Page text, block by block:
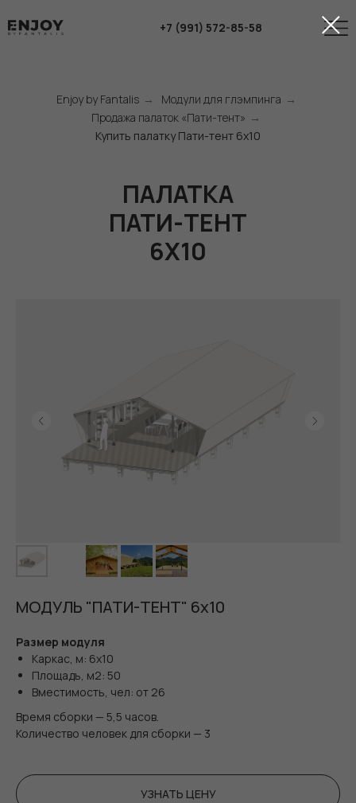
+7 (991) 572-85-58
Enjoy by Fantalis → Модули для глэмпинга →
Продажа палаток «Пати-тент» →
Купить палатку Пати-тент 6x10
ПАЛАТКА
ПАТИ-ТЕНТ
6Х10
МОДУЛЬ "ПАТИ-ТЕНТ" 6х10
Размер модуля
Каркас, м: 6х10
Площадь, м2: 50
Вместимость, чел: от 26
Время сборки — 5,5 часов.
Количество человек для сборки — 3
УЗНАТЬ ЦЕНУ